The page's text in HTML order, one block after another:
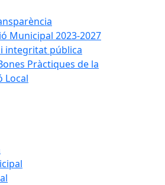
Municipal 2023-2027
integritat pública
Pràctiques de la
Local